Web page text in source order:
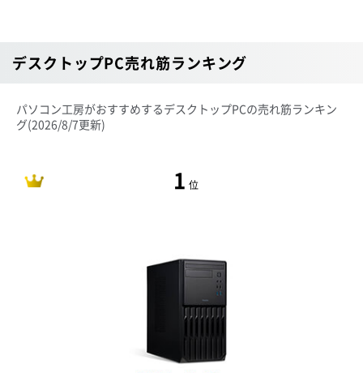
デスクトップPC売れ筋ランキング
パソコン工房がおすすめするデスクトップPCの売れ筋ランキン
グ(2026/8/7更新)
1 位